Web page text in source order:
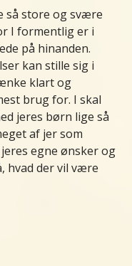
så store og svære
I formentlig er i
på hinanden.
kan stille sig i
klart og
brug for. I skal
jeres børn lige så
af jer som
egne ønsker og
hvad der vil være